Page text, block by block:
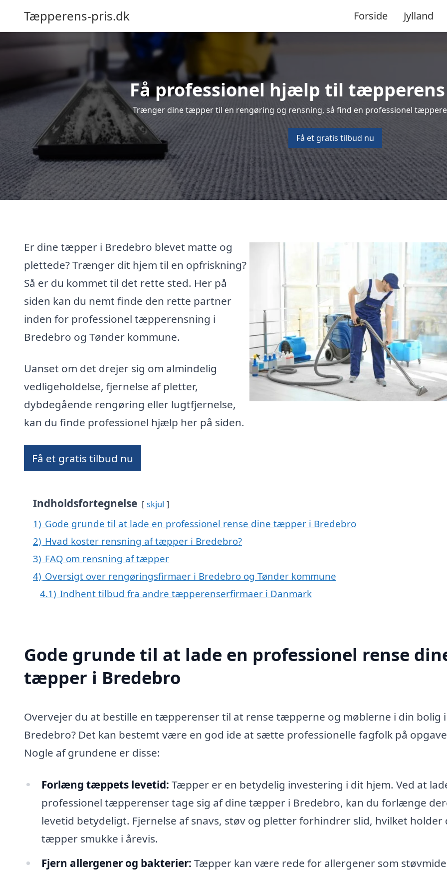
Tæpperens-pris.dk Forside Jylland
Få professionel hjælp til tæpperens
Trænger dine tæpper til en rengøring og rensning, så find en professionel
Få et gratis tilbud nu
Er dine tæpper i Bredebro blevet matte og
plettede? Trænger dit hjem til en opfriskning?
Så er du kommet til det rette sted. Her på
siden kan du nemt finde den rette partner
inden for professionel tæpperensning i
Bredebro og Tønder kommune.
Uanset om det drejer sig om almindelig
vedligeholdelse, fjernelse af pletter,
dybdegående rengøring eller lugtfjernelse,
kan du finde professionel hjælp her på siden.
Få et gratis tilbud nu
Indholdsfortegnelse skjul
1) Gode grunde til at lade en professionel rense dine tæpper i Bredebro
2) Hvad koster rensning af tæpper i Bredebro?
3) FAQ om rensning af tæpper
4) Oversigt over rengøringsfirmaer i Bredebro og Tønder kommune
4.1) Indhent tilbud fra andre tæpperenserfirmaer i Danmark
Gode grunde til at lade en professionel rense
tæpper i Bredebro
Overvejer du at bestille en tæpperenser til at rense tæpperne og møblerne i din bolig i
Bredebro? Det kan bestemt være en god ide at sætte professionelle fagfolk på
Nogle af grundene er disse:
Forlæng tæppets levetid: Tæpper er en betydelig investering i dit hjem. Ved at
professionel tæpperenser tage sig af dine tæpper i Bredebro, kan du forlænge
levetid betydeligt. Fjernelse af snavs, støv og pletter forhindrer slid, hvilket holder
tæpper smukke i årevis.
Fjern allergener og bakterier: Tæpper kan være rede for allergener som